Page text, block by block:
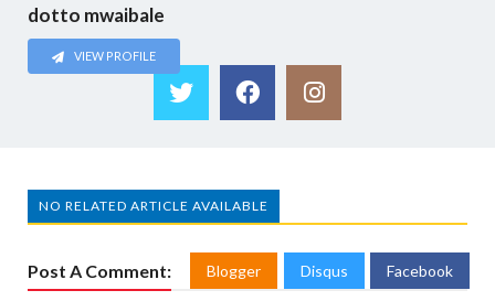
dotto mwaibale
VIEW PROFILE
NO RELATED ARTICLE AVAILABLE
Post A Comment: Blogger Disqus Facebook